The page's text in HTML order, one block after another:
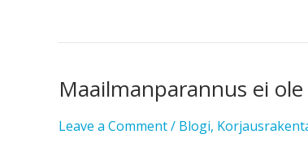
Maailmanparannus ei
Leave a Comment/ Blogi,
Maailmanparannus
ole